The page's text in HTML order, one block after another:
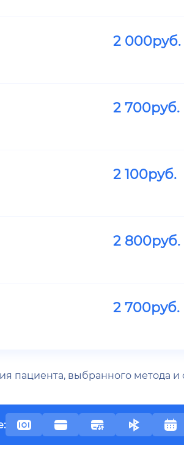
2 000руб.
2 700руб.
2 100руб.
2 800руб.
2 700руб.
пациента, выбранного